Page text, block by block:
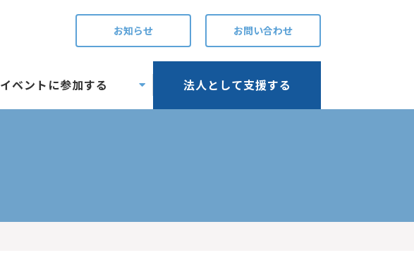
お知らせ お問い合わせ
イベントに参加する 法人として支援する